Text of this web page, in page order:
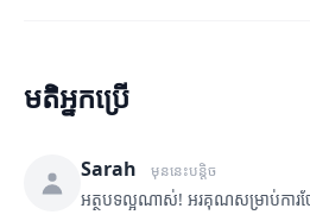
មតិអ្នកប្រើ
Sarah មុននេះបន្តិច
អត្ថបទល្អណាស់! អរគុណសម្រាប់ការ